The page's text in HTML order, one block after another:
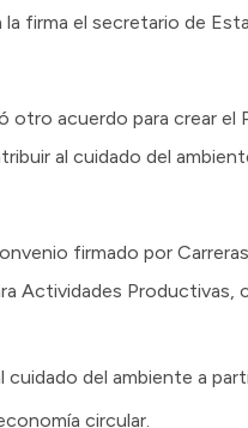
la firma el secretario de
otro acuerdo para crear
al cuidado del
firmado por
Actividades Productivas,
cuidado del ambiente a
circular.